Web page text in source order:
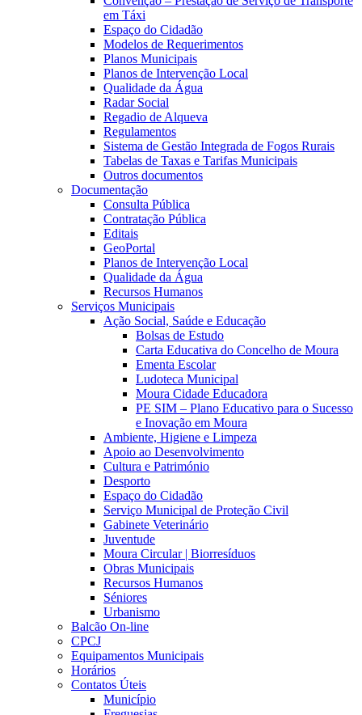
em Táxi
Espaço do Cidadão
Modelos de Requerimentos
Planos Municipais
Planos de Intervenção Local
Qualidade da Água
Radar Social
Regadio de Alqueva
Regulamentos
Sistema de Gestão Integrada de Fogos Rurais
Tabelas de Taxas e Tarifas Municipais
Outros documentos
Documentação
Consulta Pública
Contratação Pública
Editais
GeoPortal
Planos de Intervenção Local
Qualidade da Água
Recursos Humanos
Serviços Municipais
Ação Social, Saúde e Educação
Bolsas de Estudo
Carta Educativa do Concelho de Moura
Ementa Escolar
Ludoteca Municipal
Moura Cidade Educadora
PE SIM – Plano Educativo para o Sucesso
e Inovação em Moura
Ambiente, Higiene e Limpeza
Apoio ao Desenvolvimento
Cultura e Património
Desporto
Espaço do Cidadão
Serviço Municipal de Proteção Civil
Gabinete Veterinário
Juventude
Moura Circular | Biorresíduos
Obras Municipais
Recursos Humanos
Séniores
Urbanismo
Balcão On-line
CPCJ
Equipamentos Municipais
Horários
Contatos Úteis
Município